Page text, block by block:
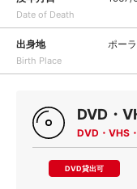
Date of Death
出身地
Birth Place
ポー
DVD・
DVD・VHS
DVD貸出可